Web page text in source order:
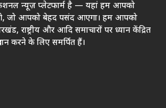
न्यूज़ प्लेटफार्म है — यहां हम आपको
जो आपको बेहद पसंद आएगा। हम आपको
राष्ट्रीय और आदि समाचारों पर ध्यान केंद्रित
करने के लिए समर्पित हैं।